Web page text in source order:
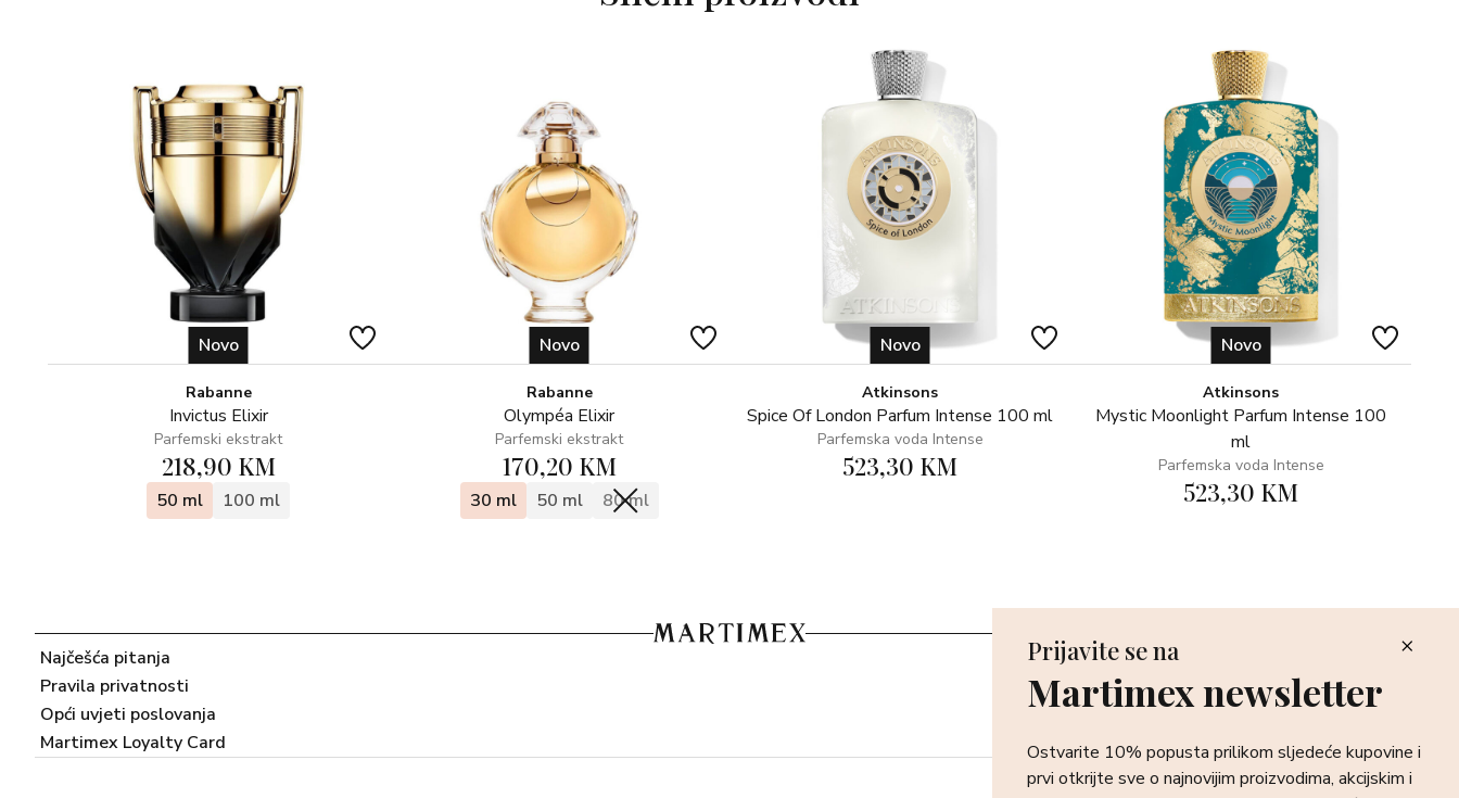
Novo
Rabanne
Invictus Elixir
Parfemski ekstrakt
218,90 KM
50 ml 100 ml
Novo
Rabanne
Olympéa Elixir
Parfemski ekstrakt
170,20 KM
30 ml 50 ml 80 ml
Novo
Atkinsons
Spice Of London Parfum Intense 100 ml
Parfemska voda Intense
523,30 KM
Novo
Atkinsons
Mystic Moonlight Parfum Intense 100
ml
Parfemska voda Intense
523,30 KM
Najčešća pitanja
Pravila privatnosti
Opći uvjeti poslovanja
Martimex Loyalty Card
Poslovnice
Povrat i reklamacija
Dostava i isporuka
Plaćanje robe
Prijavite se na
Martimex newsletter
Ostvarite 10% popusta prilikom sljedeće kupovine i
prvi otkrijte sve o najnovijim proizvodima, akcijskim i